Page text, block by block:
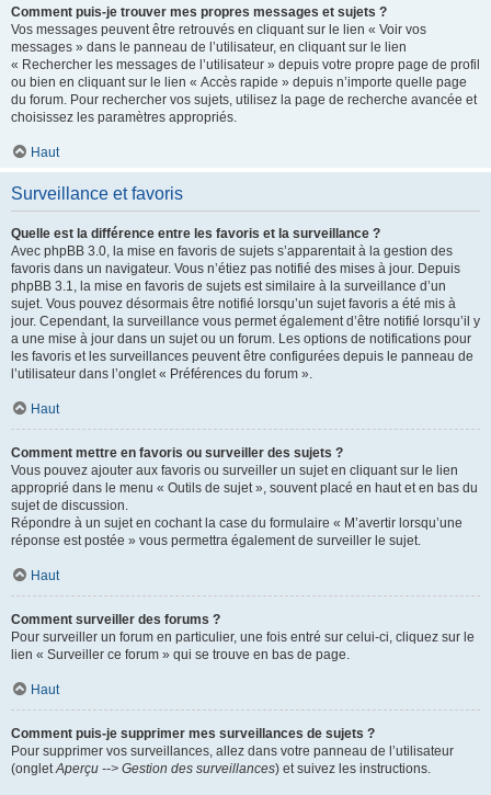
Comment puis-je trouver mes propres messages et sujets ?
Vos messages peuvent être retrouvés en cliquant sur le lien « Voir vos
messages » dans le panneau de l’utilisateur, en cliquant sur le lien
« Rechercher les messages de l’utilisateur » depuis votre propre page de profil
ou bien en cliquant sur le lien « Accès rapide » depuis n’importe quelle page
du forum. Pour rechercher vos sujets, utilisez la page de recherche avancée et
choisissez les paramètres appropriés.
Haut
Surveillance et favoris
Quelle est la différence entre les favoris et la surveillance ?
Avec phpBB 3.0, la mise en favoris de sujets s’apparentait à la gestion des
favoris dans un navigateur. Vous n’étiez pas notifié des mises à jour. Depuis
phpBB 3.1, la mise en favoris de sujets est similaire à la surveillance d’un
sujet. Vous pouvez désormais être notifié lorsqu’un sujet favoris a été mis à
jour. Cependant, la surveillance vous permet également d’être notifié lorsqu’il y
a une mise à jour dans un sujet ou un forum. Les options de notifications pour
les favoris et les surveillances peuvent être configurées depuis le panneau de
l’utilisateur dans l’onglet « Préférences du forum ».
Haut
Comment mettre en favoris ou surveiller des sujets ?
Vous pouvez ajouter aux favoris ou surveiller un sujet en cliquant sur le lien
approprié dans le menu « Outils de sujet », souvent placé en haut et en bas du
sujet de discussion.
Répondre à un sujet en cochant la case du formulaire « M’avertir lorsqu’une
réponse est postée » vous permettra également de surveiller le sujet.
Haut
Comment surveiller des forums ?
Pour surveiller un forum en particulier, une fois entré sur celui-ci, cliquez sur le
lien « Surveiller ce forum » qui se trouve en bas de page.
Haut
Comment puis-je supprimer mes surveillances de sujets ?
Pour supprimer vos surveillances, allez dans votre panneau de l’utilisateur
(ongletAperçu --> Gestion des surveillances) et suivez les instructions.